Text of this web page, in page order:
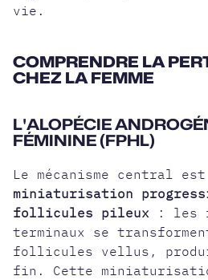
vie.
COMPRENDRE LA
CHEZ LA FEMME
L'ALOPÉCIE
FÉMININE (FPHL)
Le mécanisme central
miniaturisation
follicules pileux : les
terminaux se
follicules vellus,
fin. Cette